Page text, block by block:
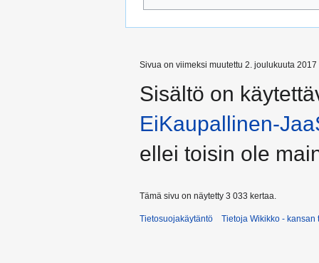
Sivua on viimeksi muutettu 2. joulukuuta
Sisältö on
EiKaupallinen-
ellei toisin ole
Tämä sivu on näytetty 3 033 kertaa.
Tietosuojakäytäntö Tietoja Wikikko - kansan